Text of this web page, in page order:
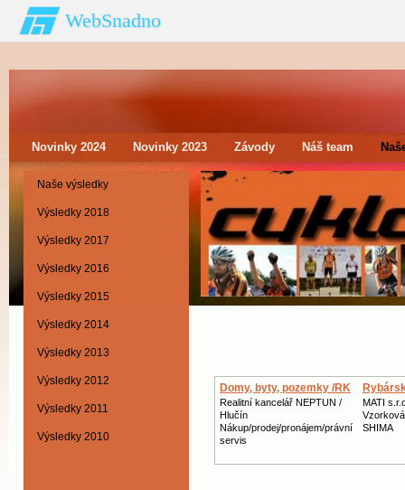
WebSnadno
Novinky 2024 Novinky 2023 Závody Náš team
Naše výsledky
Výsledky 2018
Výsledky 2017
Výsledky 2016
Výsledky 2015
Výsledky 2014
Výsledky 2013
Výsledky 2012
Výsledky 2011
Výsledky 2010
Domy, byty, pozemky /RK
Realitní kancelář NEPTUN /
Hlučín
Nákup/prodej/pronájem/právní
servis
MATI
SHIMA